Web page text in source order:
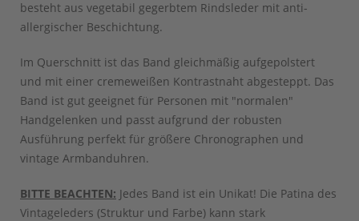
besteht aus vegetabil gegerbtem Rindsleder mit anti-
allergischer Beschichtung.
Im Querschnitt ist das Band gleichmäßig aufgepolstert
und mit einer cremeweißen Kontrastnaht abgesteppt. Das
Band ist gut geeignet für Personen mit "normalen"
Handgelenken und passt aufgrund der robusten
Ausführung perfekt für größere Chronographen und
vintage Armbanduhren.
BITTE BEACHTEN: Jedes Band ist ein Unikat! Die Patina des
Vintageleders (Struktur und Farbe) kann stark